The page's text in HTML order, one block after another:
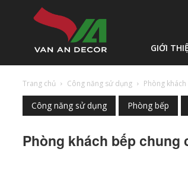
An
GIỚI
Trang chủ Công năng sử dụng Phòng khách
Công năng sử dụng Phòng bếp
Phòng khách bếp chung